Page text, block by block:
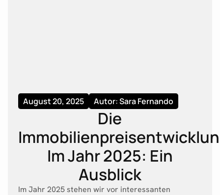
August 20, 2025 Autor: Sara Fernando
Die
Im Jahr 2025: Ein
Ausblick
Im Jahr 2025 stehen wir vor interessanten